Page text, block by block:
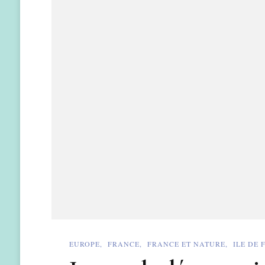
EUROPE FRANCE FRANCE ET NATURE ILE DE